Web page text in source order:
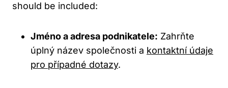
should be included:
Jméno a adresa podnikatele: Zahrňte
úplný název společnosti a kontaktní údaje
pro případné dotazy.